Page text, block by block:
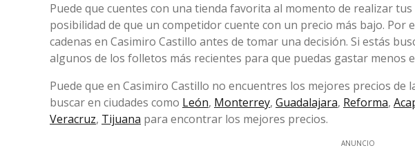
Puede que cuentes con una tienda favorita al momento de realizar
posibilidad de que un competidor cuente con un precio más bajo. Por
cadenas en Casimiro Castillo antes de tomar una decisión. Si estás
algunos de los folletos más recientes para que puedas gastar menos
Puede que en Casimiro Castillo no encuentres los mejores precios de
buscar en ciudades como León, Monterrey, Guadalajara, Reforma,
Veracruz, Tijuana para encontrar los mejores precios.
ANUNCIO